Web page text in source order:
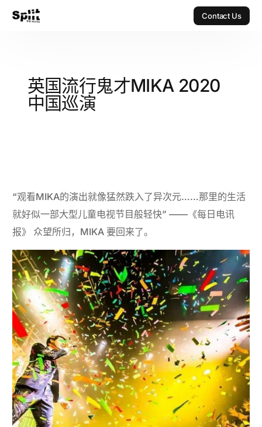
Contact Us
英国流行鬼才MIKA 2020
中国巡演
“观看MIKA的演出就像猛然跌入了异次元……那里的生活
就好似一部大型儿童电视节目般轻快” ——《每日电讯
报》 众望所归，MIKA 要回来了。